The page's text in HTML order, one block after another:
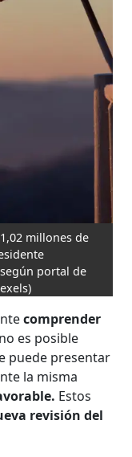
millones de
portal de
comprender
es posible
puede presentar
la misma
Estos
revisión del